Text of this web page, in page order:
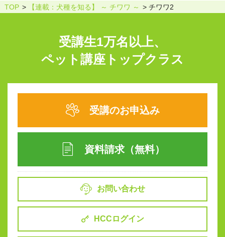
TOP 【連載：犬種を知る】 ～ チワワ ～ チワワ2
受講生1万名以上、
ペット講座トップクラス
受講のお申込み
資料請求（無料）
お問い合わせ
HCCログイン